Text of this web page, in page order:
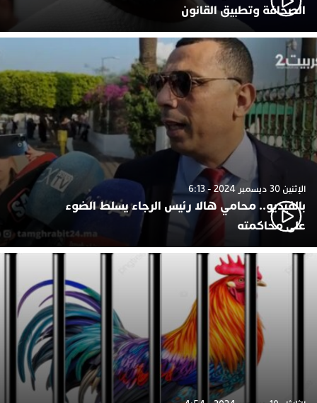
الصحافة وتطبيق القانون
الإثنين 30 ديسمبر 2024 - 6:13
بالفيديو.. محامي هالا رئيس الرجاء يسلط الضوء
على محاكمته